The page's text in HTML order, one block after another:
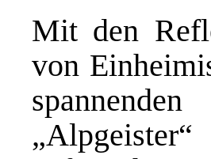
Mit den
von